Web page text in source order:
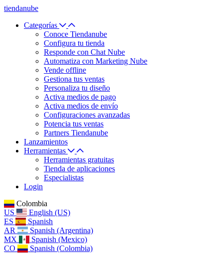
tiendanube
Categorías
Conoce Tiendanube
Configura tu tienda
Responde con Chat Nube
Automatiza con Marketing Nube
Vende offline
Gestiona tus ventas
Personaliza tu diseño
Activa medios de pago
Activa medios de envío
Configuraciones avanzadas
Potencia tus ventas
Partners Tiendanube
Lanzamientos
Herramientas
Herramientas gratuitas
Tienda de aplicaciones
Especialistas
Login
Colombia
US
English (US)
ES
Spanish
AR
Spanish (Argentina)
MX
Spanish (Mexico)
CO
Spanish (Colombia)